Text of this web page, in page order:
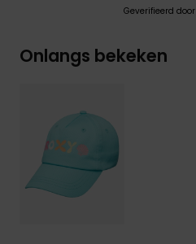
Geverifieerd door
Onlangs bekeken